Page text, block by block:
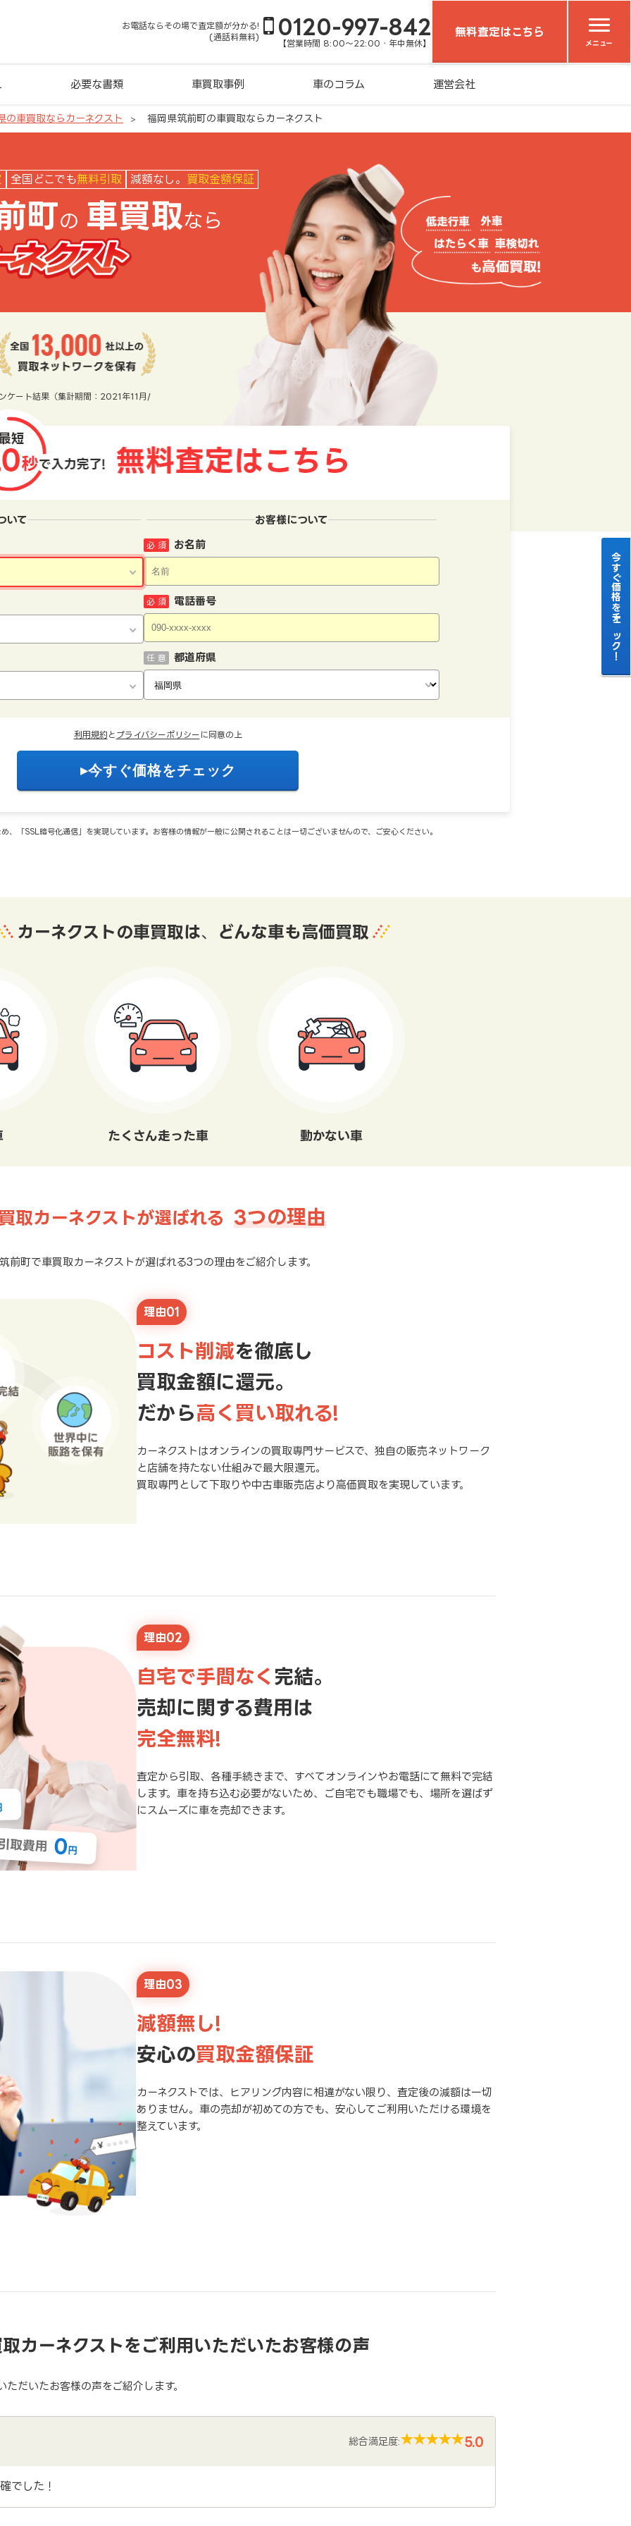
お電話ならその場で査定額が分かる!
(通話料無料)
0120-997-842
【営業時間 8:00～22:00・年中無休】
無料査定はこちら
メニュー
必要な書類 車買取事例 車のコラム 運営会社
の車買取ならカーネクスト 福岡県筑前町の車買取ならカーネクスト
全国どこでも無料引取 減額なし。 買取金額保証
町の 車買取なら
ケート結果（集計期間：2021年11月/
いて お客様について
お名前
必 須
電話番号
必 須
都道府県
任 意
利用規約 と プライバシーポリシー に同意の上
、「SSL暗号化通信」を実現しています。お客様の情報が一般に公開されることは一切ございませんので、ご安心ください。
カーネクストの車買取は、 どんな車も高価買取
たくさん走った車 動かない車
取カーネクストが選ばれる 3つの理由
前町で車買取カーネクストが選ばれる3つの理由をご紹介します。
理由01
コスト削減を徹底し
買取金額に還元。
だから高く買い取れる!
カーネクストはオンラインの買取専門サービスで、独自の販売ネットワーク
と店舗を持たない仕組みで最大限還元。
買取専門として下取りや中古車販売店より高価買取を実現しています。
理由02
自宅で手間なく 完結。
売却に関する費用は
完全無料!
査定から引取、各種手続きまで、すべてオンラインやお電話にて無料で完結
します。車を持ち込む必要がないため、ご自宅でも職場でも、場所を選ばず
にスムーズに車を売却できます。
理由03
減額無し!
安心の買取金額保証
カーネクストでは、ヒアリング内容に相違がない限り、査定後の減額は一切
ありません。車の売却が初めての方でも、安心してご利用いただける環境を
整えています。
カーネクストをご利用いただいたお客様の声
だいたお客様の声をご紹介します。
総合満足度: 5.0
でした！
今すぐ価格をチェック！